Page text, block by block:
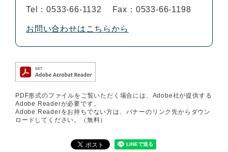
Tel：0533-66-1132
Fax：0533-66-1198
お問い合わせはこちらから
PDF形式のファイルをご覧いただく場合には、Adobe社が提供する
Adobe Readerが必要です。
Adobe Readerをお持ちでない方は、バナーのリンク先からダウン
ロードしてください。（無料）